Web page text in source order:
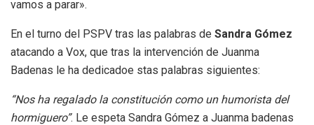
vamos a parar».
En el turno del PSPV tras las palabras de Sandra Gómez
atacando a Vox, que tras la intervención de Juanma
Badenas le ha dedicadoe stas palabras siguientes:
“Nos ha regalado la constitución como un humorista del
hormiguero”. Le espeta Sandra Gómez a Juanma badenas